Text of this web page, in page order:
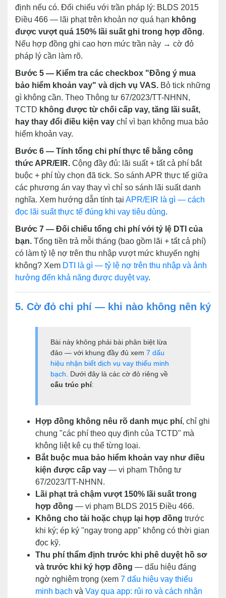
định nếu có. Đối chiếu với trần pháp lý: BLDS 2015
Điều 466 — lãi phạt trên khoản nợ quá hạn không
được vượt quá 150% lãi suất ghi trong hợp đồng.
Nếu hợp đồng ghi cao hơn mức trần này → cờ đỏ
pháp lý cần làm rõ.
Bước 5 — Kiểm tra các checkbox "Đồng ý mua
bảo hiểm khoản vay" và dịch vụ VAS. Bỏ tick những
gì không cần. Theo Thông tư 67/2023/TT-NHNN,
TCTD không được từ chối cấp vay, tăng lãi suất,
hay thay đổi điều kiện vay chỉ vì bạn không mua bảo
hiểm khoản vay.
Bước 6 — Tính tổng chi phí thực tế bằng công
thức APR/EIR. Cộng đầy đủ: lãi suất + tất cả phí bắt
buộc + phí tùy chọn đã tick. So sánh APR thực tế giữa
các phương án vay thay vì chỉ so sánh lãi suất danh
nghĩa. Xem hướng dẫn tính tại APR/EIR là gì — cách
đọc lãi suất thực tế đúng khi vay tiêu dùng.
Bước 7 — Đối chiếu tổng chi phí với tỷ lệ DTI của
bạn. Tổng tiền trả mỗi tháng (bao gồm lãi + tất cả phí)
có làm tỷ lệ nợ trên thu nhập vượt mức khuyến nghị
không? Xem DTI là gì — tỷ lệ nợ trên thu nhập và ảnh
hưởng đến khả năng được duyệt vay.
5. Cờ đỏ chi phí — khi nào không nên ký
Bài này không phải bài phân biệt lừa
đảo — với khung đầy đủ xem 7 dấu
hiệu nhận biết dịch vụ vay thiếu minh
bạch . Dưới đây là các cờ đỏ riêng về
cấu trúc phí:
Hợp đồng không nêu rõ danh mục phí, chỉ ghi
chung "các phí theo quy định của TCTD" mà
không liệt kê cụ thể từng loại.
Bắt buộc mua bảo hiểm khoản vay như điều
kiện được cấp vay — vi phạm Thông tư
67/2023/TT-NHNN.
Lãi phạt trả chậm vượt 150% lãi suất trong
hợp đồng — vi phạm BLDS 2015 Điều 466.
Không cho tải hoặc chụp lại hợp đồng trước
khi ký; ép ký "ngay trong app" không có thời gian
đọc kỹ.
Thu phí thẩm định trước khi phê duyệt hồ sơ
và trước khi ký hợp đồng — dấu hiệu đáng
ngờ nghiêm trọng (xem 7 dấu hiệu vay thiếu
minh bạch và Vay qua app: rủi ro và cách nhận